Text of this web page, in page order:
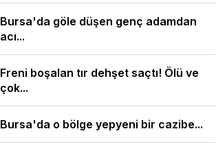
Bursa'da göle düşen genç adamdan
acı...
Freni boşalan tır dehşet saçtı! Ölü ve
çok...
Bursa'da o bölge yepyeni bir cazibe...